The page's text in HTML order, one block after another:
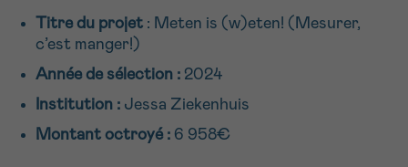
Titre du projet : Meten is (w)eten! (Mesurer,
c’est manger!)
Année de sélection : 2024
Institution : Jessa Ziekenhuis
Montant octroyé : 6 958€
Je souhaite être rappelé.e
En savoir plus sur Cancerinfo
NOM
PRÉNOM
16h-18h
Suivant